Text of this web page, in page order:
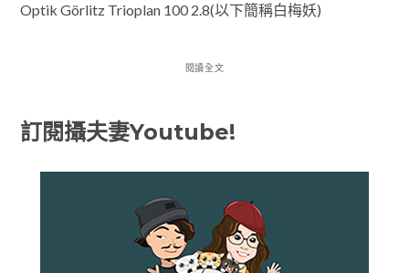
Optik Görlitz Trioplan 100 2.8(以下簡稱白梅妖)
閱讀全文
訂閱攝夫妻Youtube!